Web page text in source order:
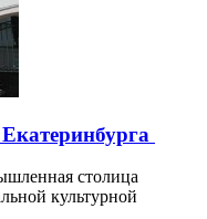
столица
культурной